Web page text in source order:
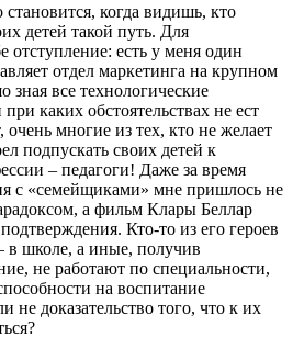
когда видишь, кто
детей такой путь. Для
отступление: есть у меня один
отдел маркетинга на крупном
все технологические
каких обстоятельствах не ест
очень многие из тех, кто не желает
подпускать своих детей к
– педагоги! Даже за время
с «семейщиками» мне пришлось не
а фильм Клары Беллар
Кто-то из его героев
в школе, а иные, получив
не работают по специальности,
на воспитание
не доказательство того, что к их